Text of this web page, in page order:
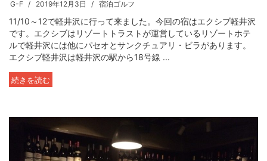
G-F 2019年12月3日 宿泊ゴルフ
11/10～12で軽井沢に行って来ました。今回の宿はエクシブ軽井沢
です。エクシブはリゾートトラストが運営しているリゾートホテ
ルで軽井沢には他にパセオとサンクチュアリ・ビラがあります。
エクシブ軽井沢は軽井沢の駅から18号線 ...
続きを読む